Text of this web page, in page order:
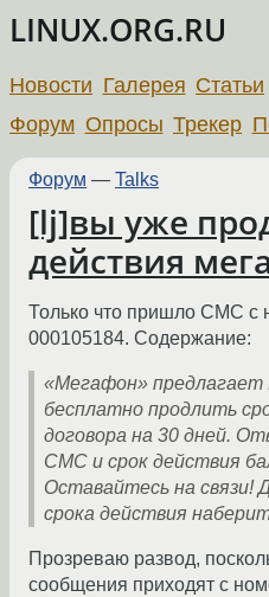
LINUX.ORG.RU
Новости Галерея Статьи
Форум Опросы Трекер
Форум — Talks
[lj]вы уже
действия
Только что пришло СМС с
000105184. Содержание:
«Мегафон» предлагает
бесплатно продлить
договора на 30 дней.
СМС и срок действия
Оставайтесь на связи!
срока действия
Прозреваю развод,
сообщения приходят с